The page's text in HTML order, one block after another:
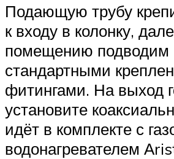
Подающую трубу
к входу в колонку,
помещению подводим
стандартными
фитингами. На выход
установите
идёт в комплекте с
водонагревателем